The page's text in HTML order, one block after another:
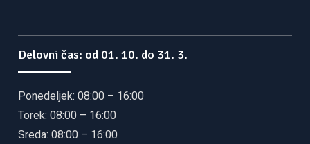
Delovni čas: od 01. 10. do 31. 3.
Ponedeljek: 08:00 – 16:00
Torek: 08:00 – 16:00
Sreda: 08:00 – 16:00